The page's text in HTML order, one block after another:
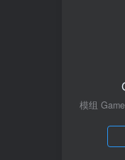
模组